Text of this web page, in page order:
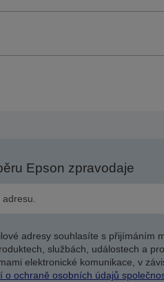
Epson zpravodaje
adresy souhlasíte s přijímáním
službách, událostech a
elektronické komunikace, v
o ochraně osobních údajů